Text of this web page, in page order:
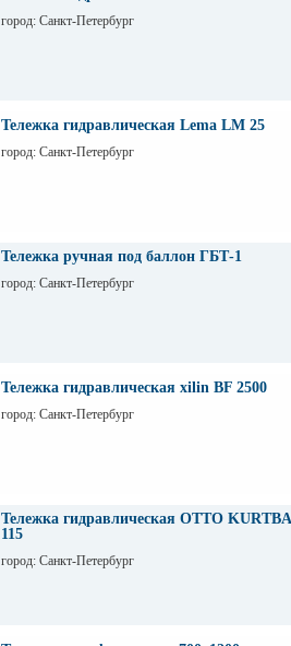
город: Санкт-Петербург
Тележка гидравлическая Lema LM 25
город: Санкт-Петербург
Тележка ручная под баллон ГБТ-1
город: Санкт-Петербург
Тележка гидравлическая xilin BF 2500
город: Санкт-Петербург
Тележка гидравлическая OTTO
115
город: Санкт-Петербург